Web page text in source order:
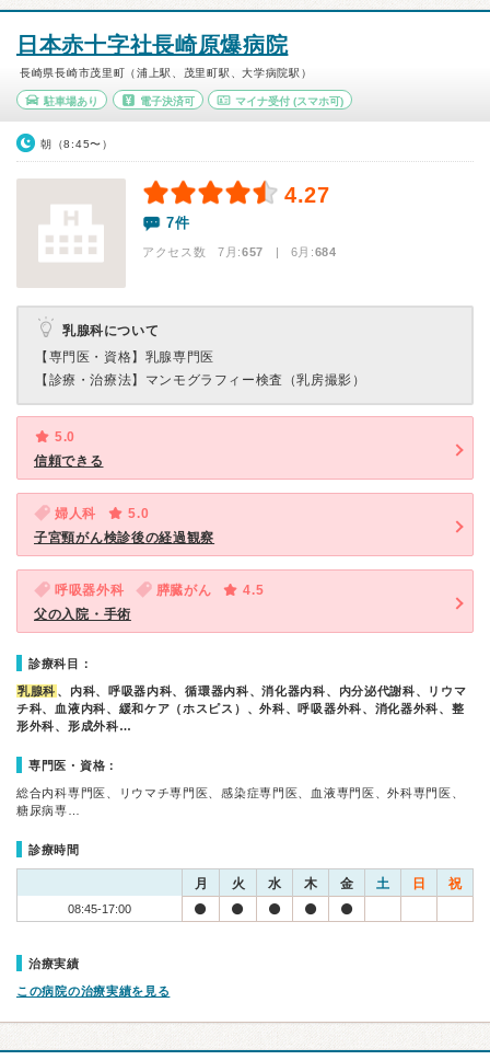
日本赤十字社長崎原爆病院
長崎県長崎市茂里町（浦上駅、茂里町駅、大学病院駅）
駐車場あり 電子決済可 マイナ受付 (スマホ可)
朝（8:45〜）
4.27
7件
アクセス数 7月:657 | 6月:684
乳腺科について
【専門医・資格】 乳腺専門医
【診療・治療法】 マンモグラフィー検査（乳房撮影）
5.0
信頼できる
婦人科
5.0
子宮頸がん検診後の経過観察
呼吸器外科 膵臓がん
4.5
父の入院・手術
診療科目：
乳腺科 、内科、呼吸器内科、循環器内科、消化器内科、内分泌代謝科、リウマ
チ科、血液内科、緩和ケア（ホスピス）、外科、呼吸器外科、消化器外科、整
形外科、形成外科…
専門医・資格：
総合内科専門医、リウマチ専門医、感染症専門医、血液専門医、外科専門医、
糖尿病専…
診療時間
月 火 水 木 金 土 日 祝
08:45-17:00
治療実績
この病院の治療実績を見る